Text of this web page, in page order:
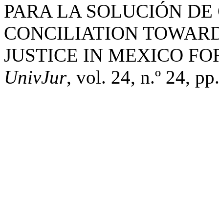
PARA LA SOLUCIÓN
CONCILIATION
JUSTICE IN MEXICO
UnivJur, vol. 24, n.º 24,